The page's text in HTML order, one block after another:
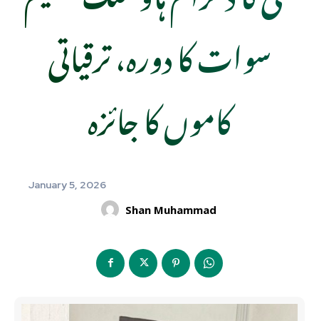
سوات کا دورہ، ترقیاتی
کاموں کا جائزہ
January 5, 2026
Shan Muhammad